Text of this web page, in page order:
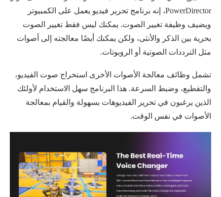
PowerDirector، إنه برنامج تحرير فيديو يعمل على الكمبيوتر
ويضيف وظيفة تغيير الصوت. يمكنك ليس فقط تغيير الصوت
بحرية بين الذكر والأنثى، ولكن يمكنك أيضًا معالجته إلى أصوات
مثل الترددات الصوتية أو الروبوتات.
تشمل وظائف معالجة الأصوات الأخرى استخراج صوت الفيديو،
والتقطيع، وضبط السرعة. هذا البرنامج سهل الاستخدام لأولئك
الذين يرغبون في تحرير الفيديوهات بسهولة والقيام بمعالجة
الأصوات في نفس الوقت.